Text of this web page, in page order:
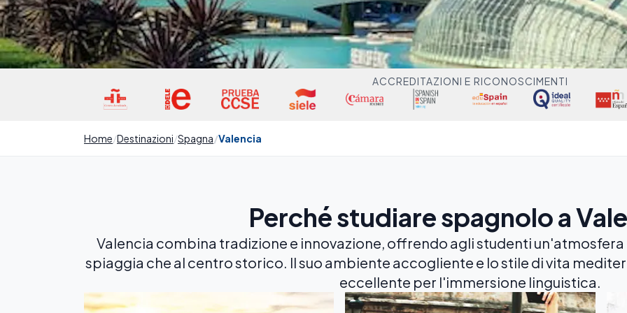
ACCREDITAZIONI E RICONOSCIMENTI
Home Destinazioni Spagna Valencia
Perché studiare spagnolo a
Valencia combina tradizione e innovazione, offrendo agli studenti
spiaggia che al centro storico. Il suo ambiente accogliente e lo stile di vita
eccellente per l'immersione linguistica.